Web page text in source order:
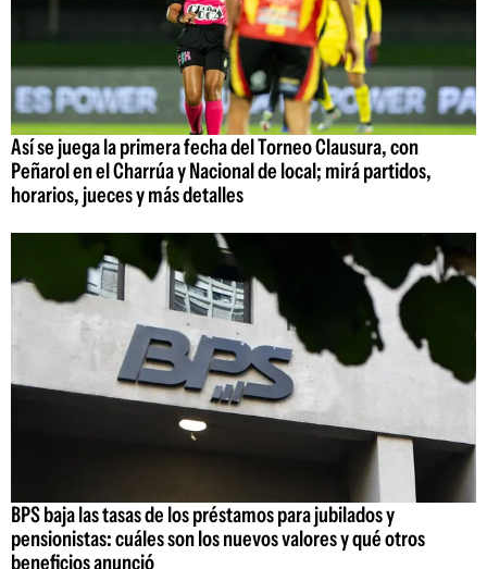
Así se juega la primera fecha del Torneo Clausura, con
Peñarol en el Charrúa y Nacional de local; mirá partidos,
horarios, jueces y más detalles
BPS baja las tasas de los préstamos para jubilados y
pensionistas: cuáles son los nuevos valores y qué otros
beneficios anunció